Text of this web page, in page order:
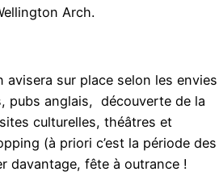
Arch.
avisera sur place selon les
pubs anglais, découverte de la
culturelles, théâtres et
(à priori c’est la période des
davantage, fête à outrance !